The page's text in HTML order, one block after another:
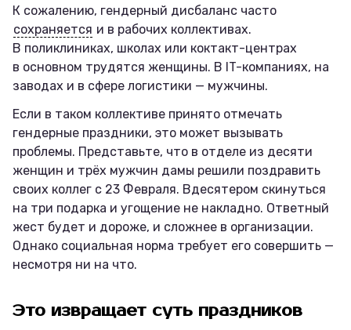
К сожалению, гендерный дисбаланс часто
сохраняется и в рабочих коллективах.
В поликлиниках, школах или коктакт-центрах
в основном трудятся женщины. В IT-компаниях, на
заводах и в сфере логистики — мужчины.
Если в таком коллективе принято отмечать
гендерные праздники, это может вызывать
проблемы. Представьте, что в отделе из десяти
женщин и трёх мужчин дамы решили поздравить
своих коллег с 23 Февраля. Вдесятером скинуться
на три подарка и угощение не накладно. Ответный
жест будет и дороже, и сложнее в организации.
Однако социальная норма требует его совершить —
несмотря ни на что.
Это извращает суть праздников